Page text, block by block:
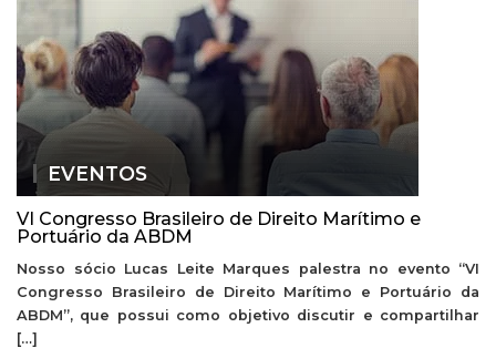
EVENTOS
VI Congresso Brasileiro de Direito Marítimo e
Portuário da ABDM
Nosso sócio Lucas Leite Marques palestra no evento “VI
Congresso Brasileiro de Direito Marítimo e Portuário da
ABDM”, que possui como objetivo discutir e compartilhar
[…]